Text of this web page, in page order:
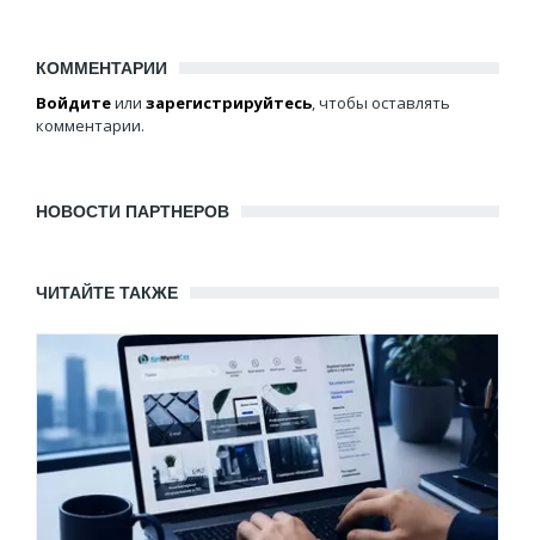
КОММЕНТАРИИ
Войдитеили зарегистрируйтесь, чтобы оставлять
комментарии.
НОВОСТИ ПАРТНЕРОВ
ЧИТАЙТЕ ТАКЖЕ